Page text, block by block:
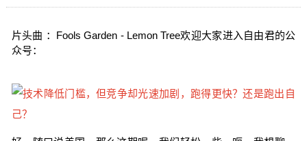
片头曲 ：Fools Garden - Lemon Tree欢迎大家进入自由君的公
众号：